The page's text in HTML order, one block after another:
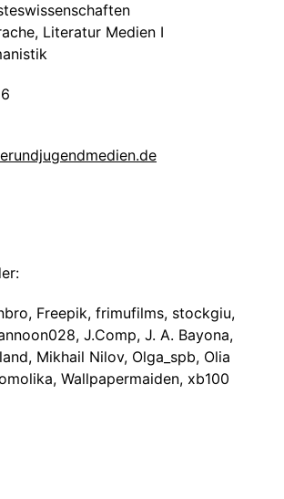
Literatur Medien I
Freepik, frimufilms, stockgiu,
J.Comp, J. A. Bayona,
Mikhail Nilov, Olga_spb, Olia
Wallpapermaiden, xb100